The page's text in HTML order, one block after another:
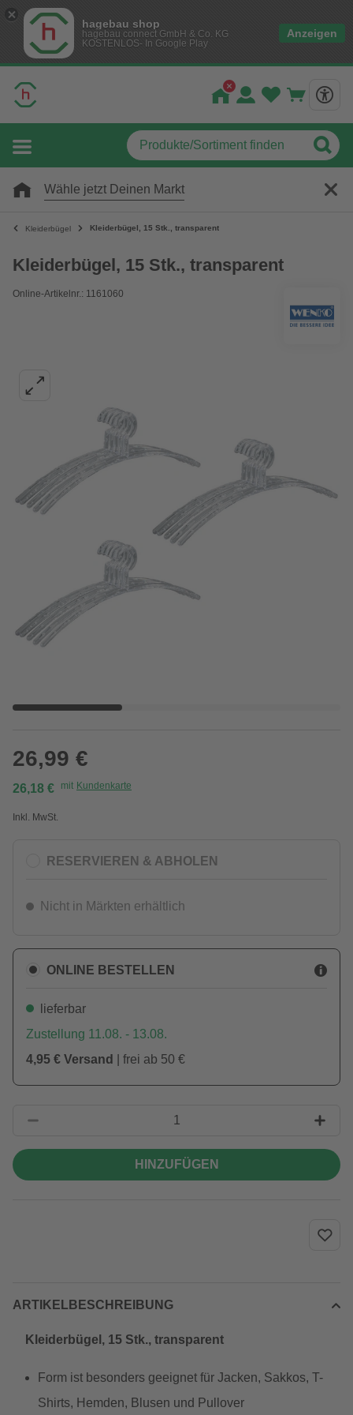
hagebau shop
hagebau connect GmbH & Co. KG
KOSTENLOS- In Google Play
Anzeigen
Wähle jetzt Deinen Markt
Kleiderbügel Kleiderbügel, 15 Stk., transparent
Kleiderbügel, 15 Stk., transparent
Online-Artikelnr.: 1161060
26,99 €
26,18 € mit Kundenkarte
Inkl. MwSt.
RESERVIEREN & ABHOLEN
Nicht in Märkten erhältlich
ONLINE BESTELLEN
lieferbar
Zustellung 11.08. - 13.08.
4,95 € Versand
| frei ab 50 €
HINZUFÜGEN
ARTIKELBESCHREIBUNG
Kleiderbügel, 15 Stk., transparent
Form ist besonders geeignet für Jacken, Sakkos, T-
Shirts, Hemden, Blusen und Pullover